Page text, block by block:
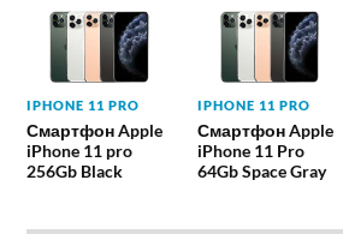
IPHONE 11 PRO
Смартфон Apple
iPhone 11 pro
256Gb Black
IPHONE 11 PRO
Смартфон Apple
iPhone 11 Pro
64Gb Space Gray